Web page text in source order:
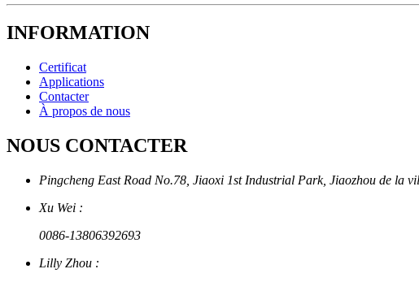
INFORMATION
Certificat
Applications
Contacter
À propos de nous
NOUS CONTACTER
Pingcheng East Road No.78, Jiaoxi 1st Industrial Park, Jiaozhou de la
Xu Wei :
0086-13806392693
Lilly Zhou :